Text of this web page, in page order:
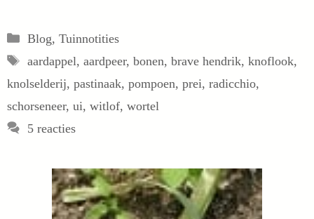
Categorieën
Blog, Tuinnotities
Tags
aardappel, aardpeer, bonen, brave hendrik, knoflook,
knolselderij, pastinaak, pompoen, prei, radicchio,
schorseneer, ui, witlof, wortel
5 reacties